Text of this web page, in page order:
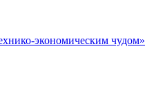
экономическим чудом»